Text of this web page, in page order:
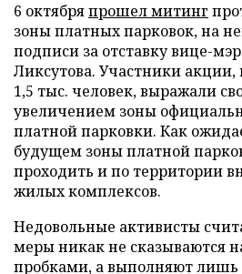
6 октябряпрошел митинг
зоны платных парковок, на
подписи за отставку вице-
Ликсутова. Участники акции,
1,5 тыс. человек, выражали
увеличением зоны
платной парковки. Как
будущем зоны платной
проходить и по территории
жилых комплексов.
Недовольные активисты
меры никак не сказываются
пробками, а выполняют лишь